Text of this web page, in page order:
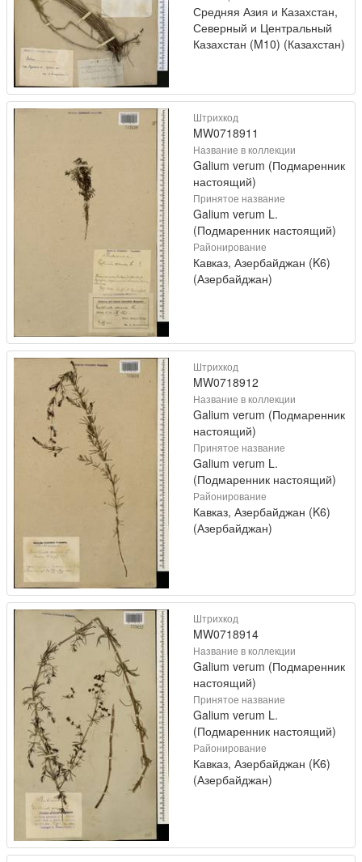
Средняя Азия и Казахстан,
Северный и Центральный
Казахстан (M10) (Казахстан)
Штрихкод
MW0718911
Название в коллекции
Galium verum (Подмаренник
настоящий)
Принятое название
Galium verum L.
(Подмаренник настоящий)
Районирование
Кавказ, Азербайджан (K6)
(Азербайджан)
Штрихкод
MW0718912
Название в коллекции
Galium verum (Подмаренник
настоящий)
Принятое название
Galium verum L.
(Подмаренник настоящий)
Районирование
Кавказ, Азербайджан (K6)
(Азербайджан)
Штрихкод
MW0718914
Название в коллекции
Galium verum (Подмаренник
настоящий)
Принятое название
Galium verum L.
(Подмаренник настоящий)
Районирование
Кавказ, Азербайджан (K6)
(Азербайджан)